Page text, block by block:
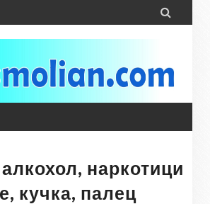

наркотици
кучка, палец